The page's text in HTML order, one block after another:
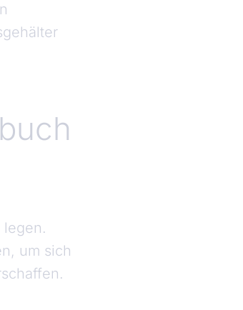
legen.
um sich